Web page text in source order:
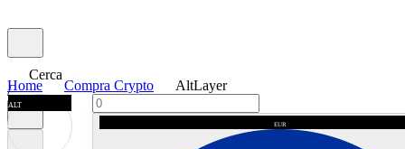
Cerca
/Home Compra Crypto AltLayer
ALT
EUR